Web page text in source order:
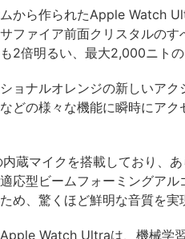
から作られたApple Watch
ファイア前面クリスタルの
2倍明るい、最大2,000ニトの
ョナルオレンジの新しいア
どの様々な機能に瞬時にア
蔵マイクを搭載しており、
応型ビームフォーミングア
め、驚くほど鮮明な音質を実
Watch Ultraは、機械学